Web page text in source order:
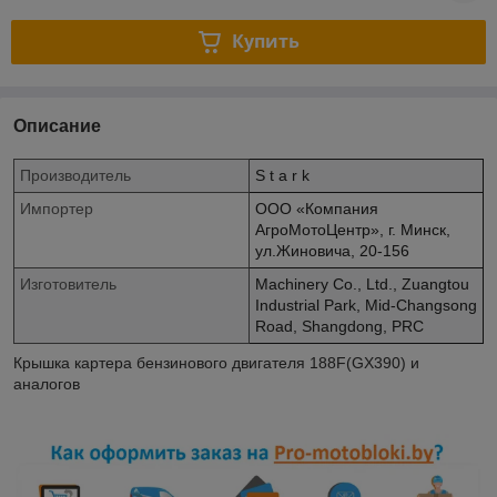
Купить
Описание
Производитель
S t a r k
Импортер
ООО «Компания
АгроМотоЦентр», г. Минск,
ул.Жиновича, 20-156
Изготовитель
Machinery Co., Ltd., Zuangtou
Industrial Park, Mid-Changsong
Road, Shangdong, PRC
Крышка картера бензинового двигателя 188F(GX390) и
аналогов